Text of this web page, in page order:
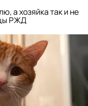
а хозяйка так и не
РЖД